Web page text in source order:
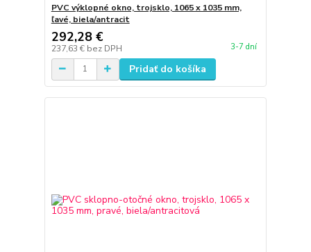
PVC výklopné okno, trojsklo, 1065 x 1035 mm,
ľavé, biela/antracit
292,28 €
237,63 € bez DPH 3-7 dní
Pridať do košíka